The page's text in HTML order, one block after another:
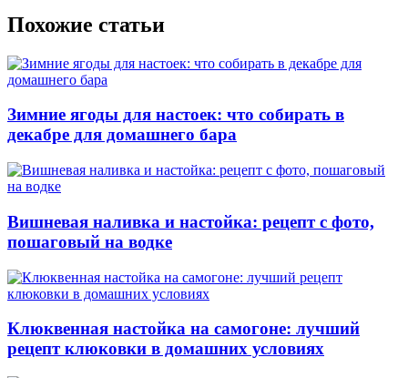
Похожие статьи
Зимние ягоды для настоек: что собирать в
декабре для домашнего бара
Вишневая наливка и настойка: рецепт с фото,
пошаговый на водке
Клюквенная настойка на самогоне: лучший
рецепт клюковки в домашних условиях